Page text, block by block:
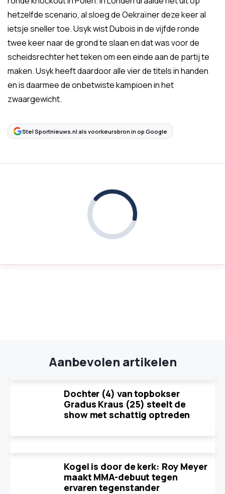
hetzelfde scenario, al sloeg de Oekraïner deze keer al
ietsje sneller toe. Usyk wist Dubois in de vijfde ronde
twee keer naar de grond te slaan en dat was voor de
scheidsrechter het teken om een einde aan de partij te
maken. Usyk heeft daardoor alle vier de titels in handen
en is daarmee de onbetwiste kampioen in het
zwaargewicht.
Stel Sportnieuws.nl als voorkeursbron in op Google
Aanbevolen artikelen
Dochter (4) van topbokser
Gradus Kraus (25) steelt de
show met schattig optreden
Kogel is door de kerk: Roy Meyer
maakt MMA-debuut tegen
ervaren tegenstander